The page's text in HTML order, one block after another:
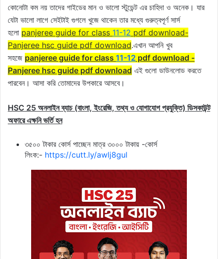
কোনোটা কম নয় তাদের গাইডের মান ও ভালো স্টুডেন্ট এর চাহিদা ও অনেক। যার
যেটা ভালো লাগে সেইটাই গুগলে খুজে থাকেন তার মধ্যে গুরুত্বপূর্ণ সার্স
হলো panjeree guide for class 11-12 pdf download-
Panjeree hsc guide pdf download.এখান আপনি খুব
সহজে panjeree guide for class 11-12 pdf download -
Panjeree hsc guide pdf download এই গুলো ডাউনলোড করতে
পারবেন। আসা করি তোমাদের উপকারে আসবে।
HSC 25 অনলাইন ব্যাচ (বাংলা, ইংরেজি, তথ্য ও যোগাযোগ প্রযুক্তি) ডিসকাউন্ট
অফারে এক্ষনি ভর্তি হন
৩৫০০ টাকার কোর্স পাচ্ছেন মাত্র ৩০০০ টাকায় -কোর্স
লিংক:- https://cutt.ly/awlj8gul